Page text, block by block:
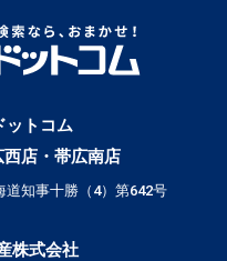
ットコム
店・帯広南店
知事十勝（4）第642号
株式会社